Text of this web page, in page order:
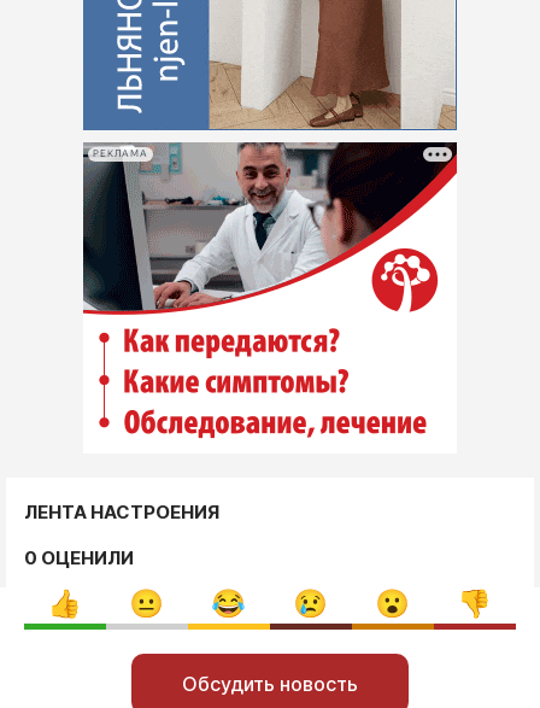
РЕКЛАМА
ЛЕНТА НАСТРОЕНИЯ
0 ОЦЕНИЛИ
Обсудить новость